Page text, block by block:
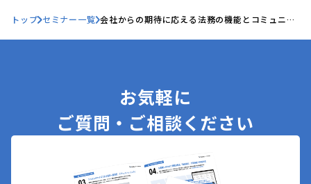
トップ セミナー一覧 会社からの期待に応える法務の機能とコミュニケ
お気軽に
ご質問・ご相談ください